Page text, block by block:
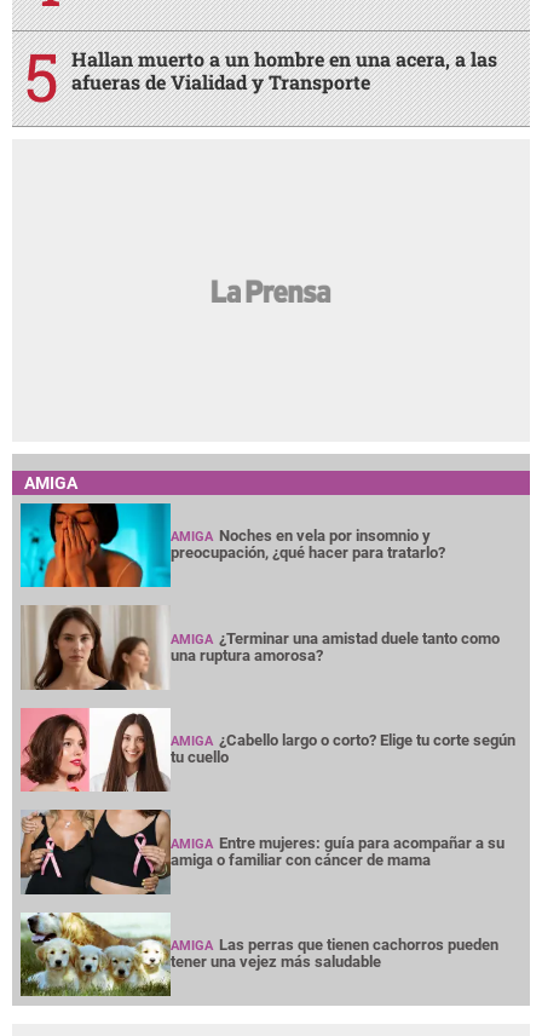
Hallan muerto a un hombre en una acera, a las
afueras de Vialidad y Transporte
AMIGA
AMIGA Noches en vela por insomnio y
preocupación, ¿qué hacer para tratarlo?
AMIGA ¿Terminar una amistad duele tanto como
una ruptura amorosa?
AMIGA ¿Cabello largo o corto? Elige tu corte según
tu cuello
AMIGA Entre mujeres: guía para acompañar a su
amiga o familiar con cáncer de mama
AMIGA Las perras que tienen cachorros pueden
tener una vejez más saludable